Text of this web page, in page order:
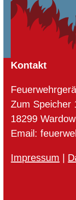
Kontakt
Zum Speicher
18299
Email:
Impressum